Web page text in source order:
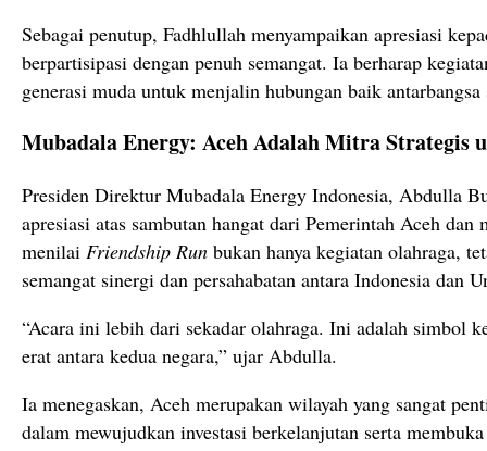
Sebagai penutup, Fadhlullah menyampaikan apresiasi
berpartisipasi dengan penuh semangat. Ia berharap
generasi muda untuk menjalin hubungan baik
Mubadala Energy: Aceh Adalah Mitra Strategis
Presiden Direktur Mubadala Energy Indonesia, Abdulla
apresiasi atas sambutan hangat dari Pemerintah Aceh dan
menilai Friendship Run bukan hanya kegiatan olahraga,
semangat sinergi dan persahabatan antara Indonesia dan
“Acara ini lebih dari sekadar olahraga. Ini adalah simbol
erat antara kedua negara,” ujar Abdulla.
Ia menegaskan, Aceh merupakan wilayah yang sangat
dalam mewujudkan investasi berkelanjutan serta